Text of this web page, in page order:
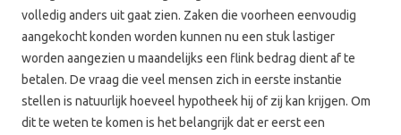
volledig anders uit gaat zien. Zaken die voorheen eenvoudig
aangekocht konden worden kunnen nu een stuk lastiger
worden aangezien u maandelijks een flink bedrag dient af te
betalen. De vraag die veel mensen zich in eerste instantie
stellen is natuurlijk hoeveel hypotheek hij of zij kan krijgen. Om
dit te weten te komen is het belangrijk dat er eerst een